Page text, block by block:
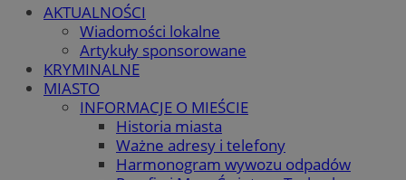
AKTUALNOŚCI
Wiadomości lokalne
Artykuły sponsorowane
KRYMINALNE
MIASTO
INFORMACJE O MIEŚCIE
Historia miasta
Ważne adresy i telefony
Harmonogram wywozu odpadów